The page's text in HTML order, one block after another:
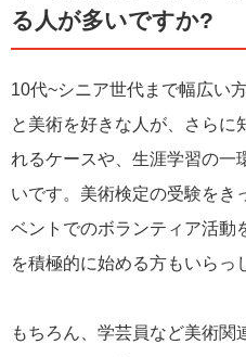
る人が多いですか?
10代~シニア世代まで幅広い
と美術を好きな人が、さらに
れるケースや、生涯学習の一
いです。美術検定の受験をき
ベントでのボランティア活動
を積極的に始める方もいらっ
もちろん、学芸員など美術